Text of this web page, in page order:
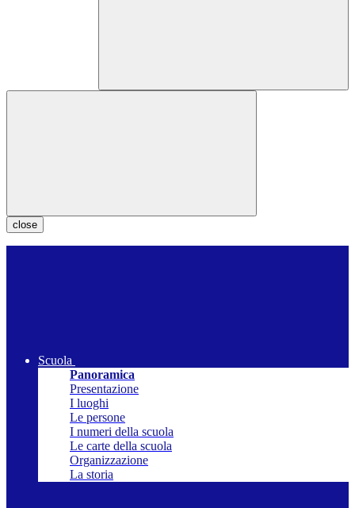
close
Scuola
Panoramica
Presentazione
I luoghi
Le persone
I numeri della scuola
Le carte della scuola
Organizzazione
La storia